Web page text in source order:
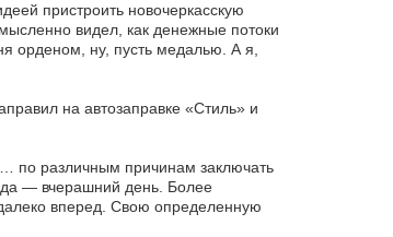
пристроить новочеркасскую
видел, как денежные потоки
орденом, ну, пусть медалью. А я,
на автозаправке «Стиль» и
по различным причинам заключать
— вчерашний день. Более
вперед. Свою определенную